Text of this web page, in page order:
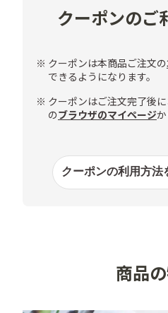
〇その他ご注意事項
・しまうまプリント
・1注文につき1つご使用い
用することはできません。
・100枚以上のご注文でメー
す（100枚未満のご注文の場
は無効となりおつりは出ませ
・ご注文完了後の適用はでき
クーポンのご
※ クーポンは本商品ご注文の
できるようになります。
※ クーポンはご注文完了後
のブラウザのマイページ
クーポンの利用方法
商品